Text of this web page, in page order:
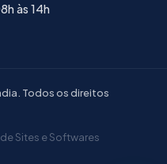
às 14h
Todos os direitos
Sites e Softwares